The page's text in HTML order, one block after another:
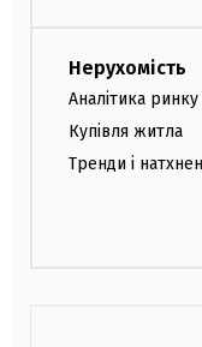
Нерухомість
Аналітика ринку
Купівля житла
Тренди і